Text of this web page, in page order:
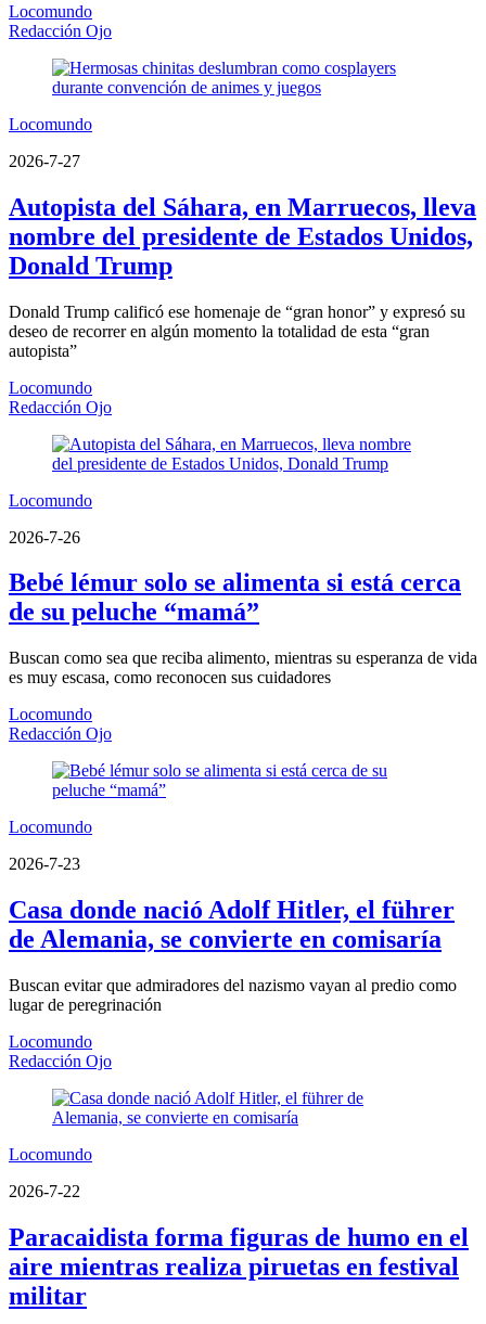
Locomundo
Redacción Ojo
Locomundo
2026-7-27
Autopista del Sáhara, en Marruecos, lleva
nombre del presidente de Estados Unidos,
Donald Trump
Donald Trump calificó ese homenaje de “gran honor” y expresó su
deseo de recorrer en algún momento la totalidad de esta “gran
autopista”
Locomundo
Redacción Ojo
Locomundo
2026-7-26
Bebé lémur solo se alimenta si está cerca
de su peluche “mamá”
Buscan como sea que reciba alimento, mientras su esperanza de vida
es muy escasa, como reconocen sus cuidadores
Locomundo
Redacción Ojo
Locomundo
2026-7-23
Casa donde nació Adolf Hitler, el führer
de Alemania, se convierte en comisaría
Buscan evitar que admiradores del nazismo vayan al predio como
lugar de peregrinación
Locomundo
Redacción Ojo
Locomundo
2026-7-22
Paracaidista forma figuras de humo en el
aire mientras realiza piruetas en festival
militar